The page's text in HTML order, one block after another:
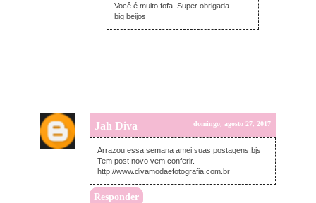
Você é muito fofa. Super obrigada
big beijos
Jah Diva domingo, agosto 27, 2017
Arrazou essa semana amei suas postagens.bjs
Tem post novo vem conferir.
http://www.divamodaefotografia.com.br
Responder